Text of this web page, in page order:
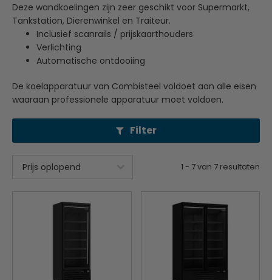
Deze wandkoelingen zijn zeer geschikt voor Supermarkt,
Tankstation, Dierenwinkel en Traiteur.
Inclusief scanrails / prijskaarthouders
Verlichting
Automatische ontdooiing
De koelapparatuur van Combisteel voldoet aan alle eisen
waaraan professionele apparatuur moet voldoen.
Filter
1 - 7van 7 resultaten